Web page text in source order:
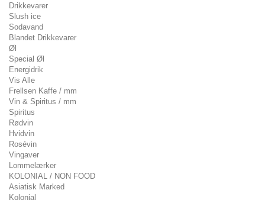
Drikkevarer
Slush ice
Sodavand
Blandet Drikkevarer
Øl
Special Øl
Energidrik
Vis Alle
Frellsen Kaffe / mm
Vin & Spiritus / mm
Spiritus
Rødvin
Hvidvin
Rosévin
Vingaver
Lommelærker
KOLONIAL / NON FOOD
Asiatisk Marked
Kolonial